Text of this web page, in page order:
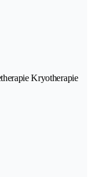
Kryotherapie